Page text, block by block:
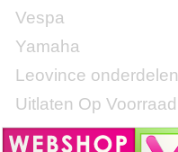
Vespa
Yamaha
Leovince onderdelen
Uitlaten Op Voorraad